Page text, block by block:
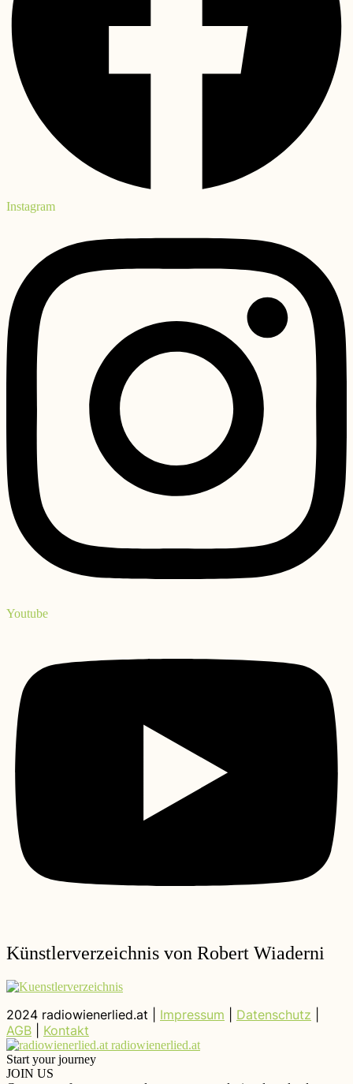
Instagram
Youtube
Künstlerverzeichnis von Robert Wiaderni
2024 radiowienerlied.at | Impressum Datenschutz
AGB
Kontakt
radiowienerlied.at
Start your journey
JOIN US